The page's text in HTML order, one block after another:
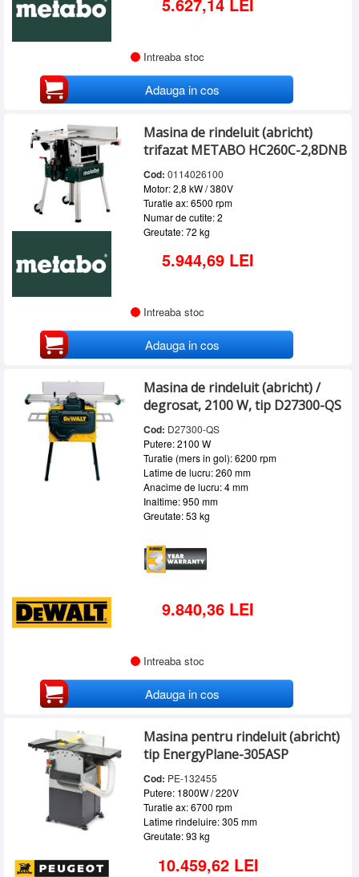
Intreaba stoc
Adauga in cos
Masina de rindeluit (abricht)
trifazat METABO HC260C-2,8DNB
Cod: 0114026100
Motor: 2,8 kW / 380V
Turatie ax: 6500 rpm
Numar de cutite: 2
Greutate: 72 kg
5.944,69 LEI
Intreaba stoc
Adauga in cos
Masina de rindeluit (abricht) /
degrosat, 2100 W, tip D27300-QS
Cod: D27300-QS
Putere: 2100 W
Turatie (mers in gol): 6200 rpm
Latime de lucru: 260 mm
Anacime de lucru: 4 mm
Inaltime: 950 mm
Greutate: 53 kg
9.840,36 LEI
Intreaba stoc
Adauga in cos
Masina pentru rindeluit (abricht)
tip EnergyPlane-305ASP
Cod: PE-132455
Putere: 1800W / 220V
Turatie ax: 6700 rpm
Latime rindeluire: 305 mm
Greutate: 93 kg
10.459,62 LEI